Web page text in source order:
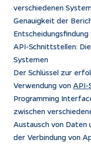
verschiedenen
Genauigkeit der
API-Schnittstellen:
Systemen
Der Schlüssel zur
Verwendung von API-
Programming
zwischen
Austausch von Daten
der Verbindung von